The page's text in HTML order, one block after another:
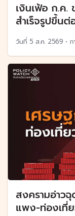
เงินเฟ้อ ก.ค.
สำเร็จรูปขึ้นต่
วันที่ 5 ส.ค. 2569 • ก
สงครามอ่าว
แพง-ท่องเที่